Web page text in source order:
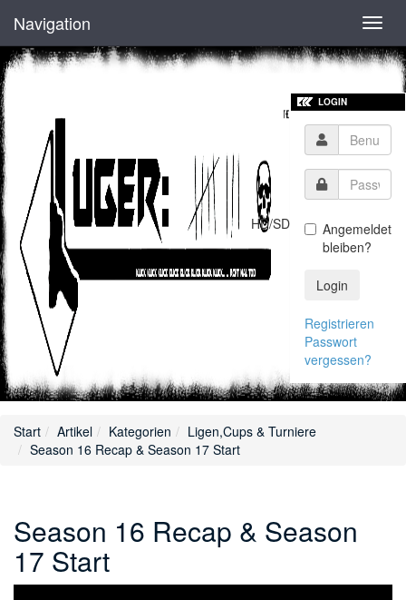
Navigation
HD/SD
LOGIN
Angemeldet
bleiben?
Login
Registrieren
Passwort
vergessen?
Start Artikel Kategorien
Ligen,Cups & Turniere
Season 16 Recap & Season 17 Start
Season 16 Recap & Season
17 Start